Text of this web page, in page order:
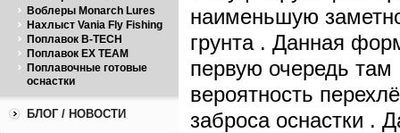
Воблеры Monarch Lures
Нахлыст Vania Fly Fishing
Поплавок B-TECH
Поплавок EX TEAM
Поплавочные готовые
оснастки
БЛОГ / НОВОСТИ
наименьшую
грунта . Данная
первую очередь
вероятность
заброса оснастки .